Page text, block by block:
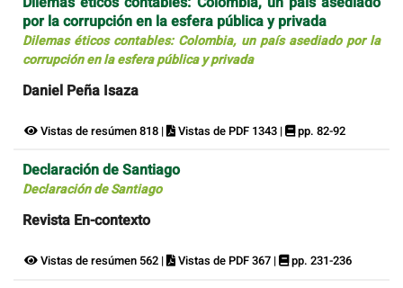
por la corrupción en la esfera pública y privada
Dilemas éticos contables: Colombia, un país asediado por la
corrupción en la esfera pública y privada
Daniel Peña Isaza
Vistas de resúmen 818 | Vistas de PDF 1343 | pp. 82-92
Declaración de Santiago
Declaración de Santiago
Revista En-contexto
Vistas de resúmen 562 | Vistas de PDF 367 | pp. 231-236